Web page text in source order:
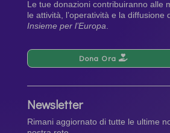
Le tue donazioni contribuiranno alle
le attività, l’operatività e la diffusione
Insieme per l’Europa
Dona Ora
Newsletter
Rimani aggiornato di tutte le ultime